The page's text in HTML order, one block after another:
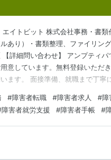
エイトビット 株式会社事務・書
あり）・書類整理、ファイリン
詳細問い合わせ】 アンプティ
意しています。無料登録いただ
ます。 面接準備、就職まで丁寧
#障害者転職 #障害者求人 #障
障害者就労支援 #障害者手帳 #